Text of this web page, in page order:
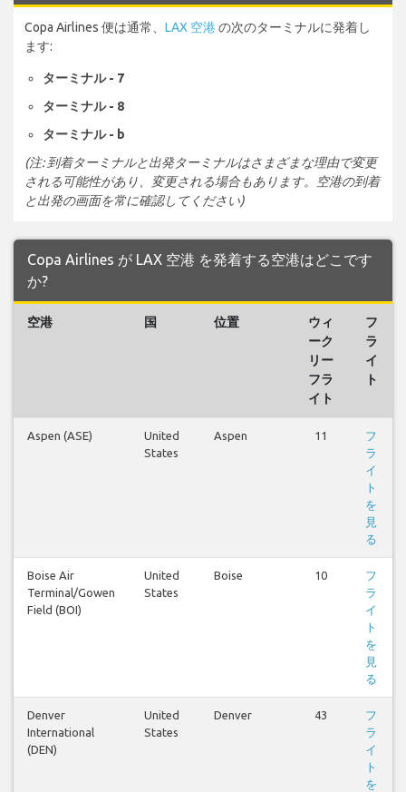
Copa Airlines 便は通常、 LAX 空港の次のターミナルに発着し
ます:
ターミナル - 7
ターミナル - 8
ターミナル - b
(注: 到着ターミナルと出発ターミナルはさまざまな理由で変更
される可能性があり、変更される場合もあります。空港の到着
と出発の画面を常に確認してください)
Copa Airlines が LAX 空港 を発着する空港はどこです
か?
空港 国 位置
ウィ
ーク
リー
フラ
イト
フ
ラ
イ
ト
Aspen (ASE)
United
States
Aspen 11
フ
ラ
イ
ト
を
見
る
Boise Air
Terminal/Gowen
Field (BOI)
United
States
Boise 10
フ
ラ
イ
ト
を
見
る
Denver
International
(DEN)
United
States
Denver 43
フ
ラ
イ
ト
を